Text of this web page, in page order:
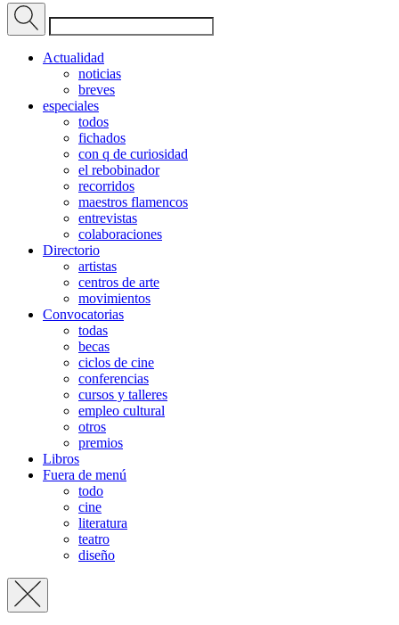
Actualidad
noticias
breves
especiales
todos
fichados
con q de curiosidad
el rebobinador
recorridos
maestros flamencos
entrevistas
colaboraciones
Directorio
artistas
centros de arte
movimientos
Convocatorias
todas
becas
ciclos de cine
conferencias
cursos y talleres
empleo cultural
otros
premios
Libros
Fuera de menú
todo
cine
literatura
teatro
diseño